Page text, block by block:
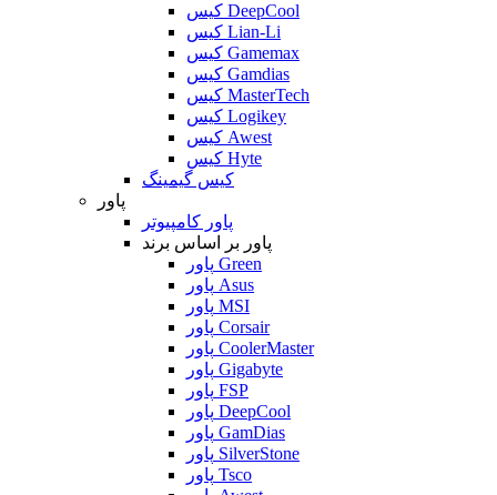
کیس DeepCool
کیس Lian-Li
کیس Gamemax
کیس Gamdias
کیس MasterTech
کیس Logikey
کیس Awest
کیس Hyte
کیس گیمینگ
پاور
پاور کامپیوتر
پاور بر اساس برند
پاور Green
پاور Asus
پاور MSI
پاور Corsair
پاور CoolerMaster
پاور Gigabyte
پاور FSP
پاور DeepCool
پاور GamDias
پاور SilverStone
پاور Tsco